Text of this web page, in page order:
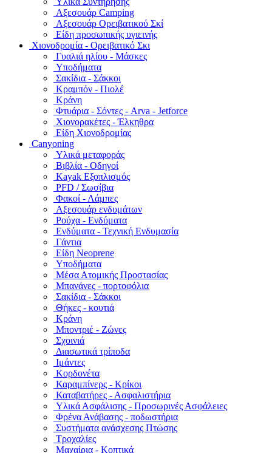
Αξεσουάρ Camping
Αξεσουάρ Ορειβατικού Σκί
Είδη προσωπικής υγιεινής
Χιονοδρομία - Ορειβατικό Σκι
Γυαλιά ηλίου - Μάσκες
Υποδήματα
Σακίδια - Σάκκοι
Κραμπόν - Πιολέ
Κράνη
Φτυάρια - Σόντες - Arva - Jetforce
Χιονορακέτες - Έλκηθρα
Είδη Χιονοδρομίας
Canyoning
Υλικά μεταφοράς
Βιβλία - Οδηγοί
Kayak Εξοπλισμός
PFD / Σωσίβια
Φακοί - Λάμπες
Αξεσουάρ ενδυμάτων
Ρούχα - Ενδύματα
Ενδύματα - Τεχνική Ενδυμασία
Γάντια
Είδη Neoprene
Υποδήματα
Μέσα Ατομικής Προστασίας
Μπανάνες - πορτοφόλια
Σακίδια - Σάκκοι
Θήκες - κουτιά
Κράνη
Μποντριέ - Ζώνες
Σχοινιά
Διασωτικά τρίποδα
Ιμάντες
Κορδονέτα
Καραμπίνερς - Κρίκοι
Καταβατήρες - Ασφαλιστήρια
Υλικά Ασφάλισης - Προσωρινές Ασφάλειες
Φρένα Ανάβασης - ποδωστήρια
Συστήματα ανάσχεσης Πτώσης
Τροχαλίες
Μαχαίρια - Κοπτικά